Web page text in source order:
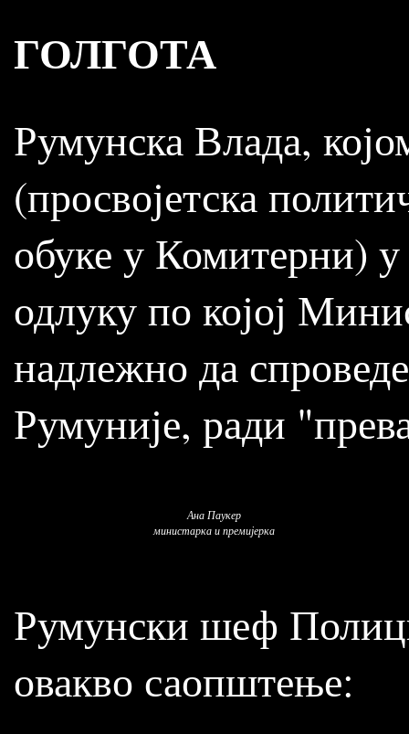
ГОЛГОТА
Румунска Влада,
(просвојетска
обуке у Комитерни)
одлуку по којој
надлежно да
Румуније, ради
Ана Паукер
министарка и премијерка
Румунски шеф
овакво саопштење: